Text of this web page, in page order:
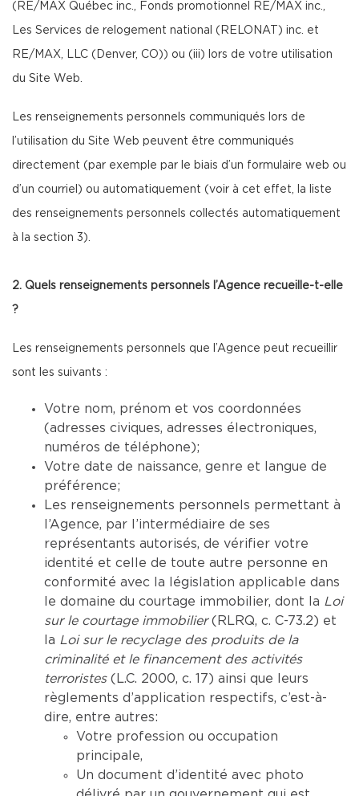
(RE/MAX Québec inc., Fonds promotionnel RE/MAX inc.,
Les Services de relogement national (RELONAT) inc. et
RE/MAX, LLC (Denver, CO)) ou (iii) lors de votre utilisation
du Site Web.
Les renseignements personnels communiqués lors de
l’utilisation du Site Web peuvent être communiqués
directement (par exemple par le biais d’un formulaire web ou
d’un courriel) ou automatiquement (voir à cet effet, la liste
des renseignements personnels collectés automatiquement
à la section 3).
2. Quels renseignements personnels l’Agence recueille-t-elle
?
Les renseignements personnels que l’Agence peut recueillir
sont les suivants :
Votre nom, prénom et vos coordonnées
(adresses civiques, adresses électroniques,
numéros de téléphone);
Votre date de naissance, genre et langue de
préférence;
Les renseignements personnels permettant à
l’Agence, par l’intermédiaire de ses
représentants autorisés, de vérifier votre
identité et celle de toute autre personne en
conformité avec la législation applicable dans
le domaine du courtage immobilier, dont la Loi
sur le courtage immobilier(RLRQ, c. C-73.2) et
la Loi sur le recyclage des produits de la
criminalité et le financement des activités
terroristes(L.C. 2000, c. 17) ainsi que leurs
règlements d’application respectifs, c’est-à-
dire, entre autres:
Votre profession ou occupation
principale,
Un document d’identité avec photo